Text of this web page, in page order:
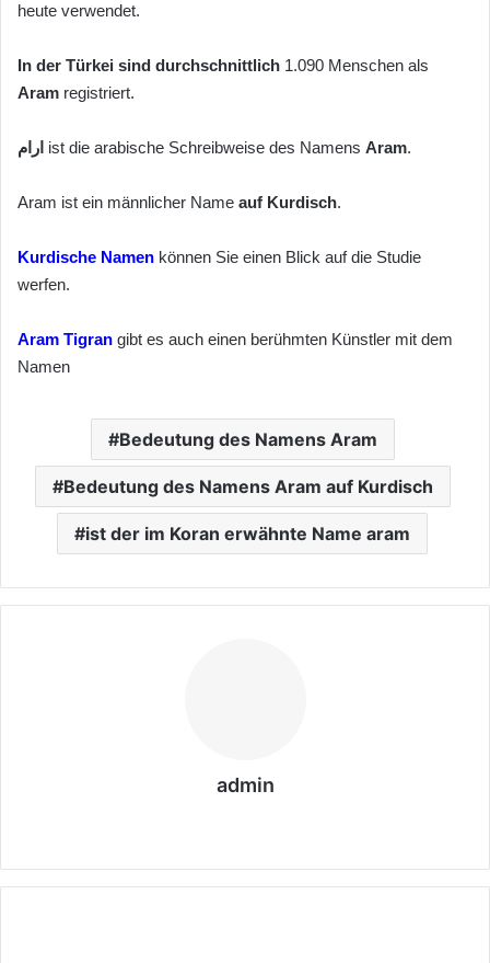
heute verwendet.
In der Türkei sind durchschnittlich 1.090 Menschen als
Aram registriert.
ارام ist die arabische Schreibweise des Namens Aram.
Aram ist ein männlicher Name auf Kurdisch.
Kurdische Namen können Sie einen Blick auf die Studie
werfen.
Aram Tigran gibt es auch einen berühmten Künstler mit dem
Namen
Bedeutung des Namens Aram
Bedeutung des Namens Aram auf Kurdisch
ist der im Koran erwähnte Name aram
admin
eit